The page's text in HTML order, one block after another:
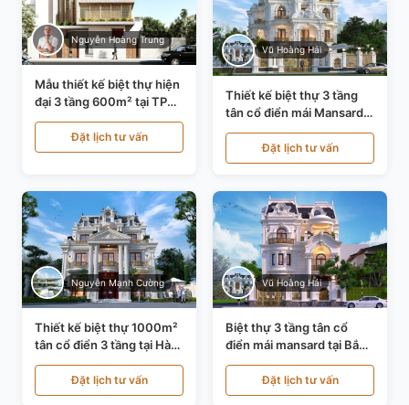
Nguyễn Hoàng Trung
Mẫu thiết kế biệt thự hiện
đại 3 tầng 600m² tại TP
Hồ Chí Minh KT24602
Đặt lịch tư vấn
Vũ Hoàng Hải
Thiết kế biệt thự 3 tầng
tân cổ điển mái Mansard
tại Thanh Hóa KT23104
Đặt lịch tư vấn
Nguyễn Mạnh Cường
Thiết kế biệt thự 1000m²
tân cổ điển 3 tầng tại Hà
Nội KT21010
Đặt lịch tư vấn
Vũ Hoàng Hải
Biệt thự 3 tầng tân cổ
điển mái mansard tại Bắc
Ninh KT21198
Đặt lịch tư vấn